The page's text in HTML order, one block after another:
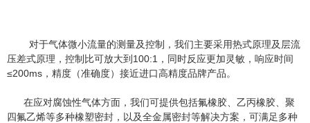
对于气体微小流量的测量及控制，我们主要采用热式原理及层流
压差式原理，控制比可放大到100:1，同时反应更加灵敏，响应时间
≤200ms，精度（准确度）接近进口高精度品牌产品。
在应对腐蚀性气体方面，我们可提供包括氟橡胶、乙丙橡胶、聚
四氟乙烯等多种橡塑密封，以及全金属密封等解决方案，可满足多种